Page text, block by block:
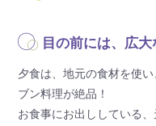
目の前には、広大
夕食は、地元の食材を使
ブン料理が絶品！
お食事にお出ししている